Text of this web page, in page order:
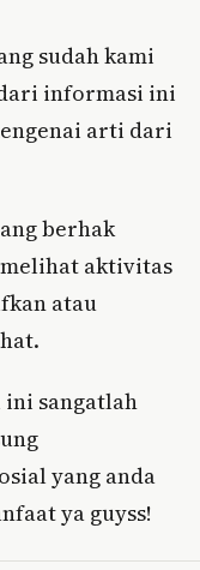
sudah kami
informasi ini
arti dari
berhak
melihat aktivitas
atau
sangatlah
yang anda
ya guyss!